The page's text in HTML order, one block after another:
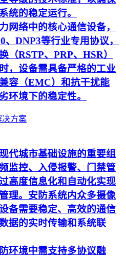
统的稳定运行。
网络中的核心通信设备，
、DNP3等行业专用协议，
（RSTP、PRP、HSR）
，设备需具备严格的工业
容（EMC）和抗干扰能
环境下的稳定性。
方案
代城市基础设施的重要组
监控、入侵报警、门禁管
高度信息化和自动化实现
理。安防系统内众多摄像
备需要稳定、高效的通信
据的实时传输和系统联
环境中需支持多协议融